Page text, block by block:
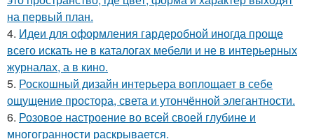
на первый план.
4. Идеи для оформления гардеробной иногда проще
всего искать не в каталогах мебели и не в интерьерных
журналах, а в кино.
5. Роскошный дизайн интерьера воплощает в себе
ощущение простора, света и утончённой элегантности.
6. Розовое настроение во всей своей глубине и
многогранности раскрывается.